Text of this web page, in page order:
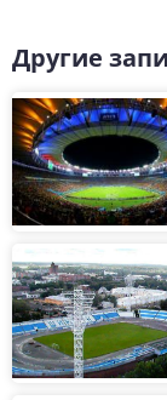
Другие